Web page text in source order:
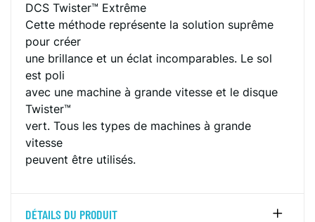
DCS Twister™ Extrême
Cette méthode représente la solution suprême
pour créer
une brillance et un éclat incomparables. Le sol
est poli
avec une machine à grande vitesse et le disque
Twister™
vert. Tous les types de machines à grande
vitesse
peuvent être utilisés.
DÉTAILS DU PRODUIT